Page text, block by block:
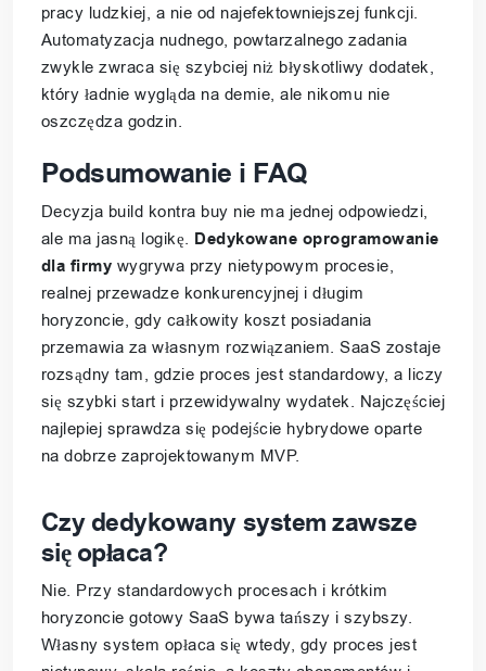
pracy ludzkiej, a nie od najefektowniejszej funkcji.
Automatyzacja nudnego, powtarzalnego zadania
zwykle zwraca się szybciej niż błyskotliwy dodatek,
który ładnie wygląda na demie, ale nikomu nie
oszczędza godzin.
Podsumowanie i FAQ
Decyzja build kontra buy nie ma jednej odpowiedzi,
ale ma jasną logikę. Dedykowane oprogramowanie
dla firmy wygrywa przy nietypowym procesie,
realnej przewadze konkurencyjnej i długim
horyzoncie, gdy całkowity koszt posiadania
przemawia za własnym rozwiązaniem. SaaS zostaje
rozsądny tam, gdzie proces jest standardowy, a liczy
się szybki start i przewidywalny wydatek. Najczęściej
najlepiej sprawdza się podejście hybrydowe oparte
na dobrze zaprojektowanym MVP.
Czy dedykowany system zawsze
się opłaca?
Nie. Przy standardowych procesach i krótkim
horyzoncie gotowy SaaS bywa tańszy i szybszy.
Własny system opłaca się wtedy, gdy proces jest